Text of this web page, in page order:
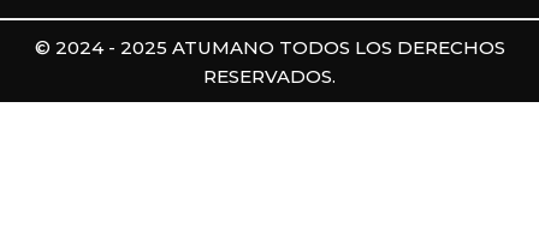
© 2024 - 2025 ATUMANO TODOS LOS DERECHOS
RESERVADOS.